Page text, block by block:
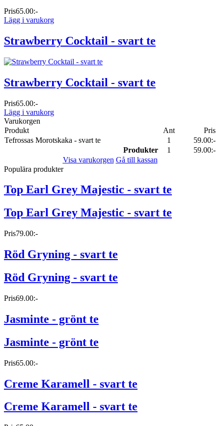
Pris65.00:-
Lägg i varukorg
Strawberry Cocktail - svart te
Strawberry Cocktail - svart te
Pris65.00:-
Lägg i varukorg
Varukorgen
Produkt
Ant
Pris
Tefrossas Morotskaka - svart te
1
59.00:-
Produkter
1
59.00:-
Visa varukorgen Gå till kassan
Populära produkter
Top Earl Grey Majestic - svart te
Top Earl Grey Majestic - svart te
Pris79.00:-
Röd Gryning - svart te
Röd Gryning - svart te
Pris69.00:-
Jasminte - grönt te
Jasminte - grönt te
Pris65.00:-
Creme Karamell - svart te
Creme Karamell - svart te